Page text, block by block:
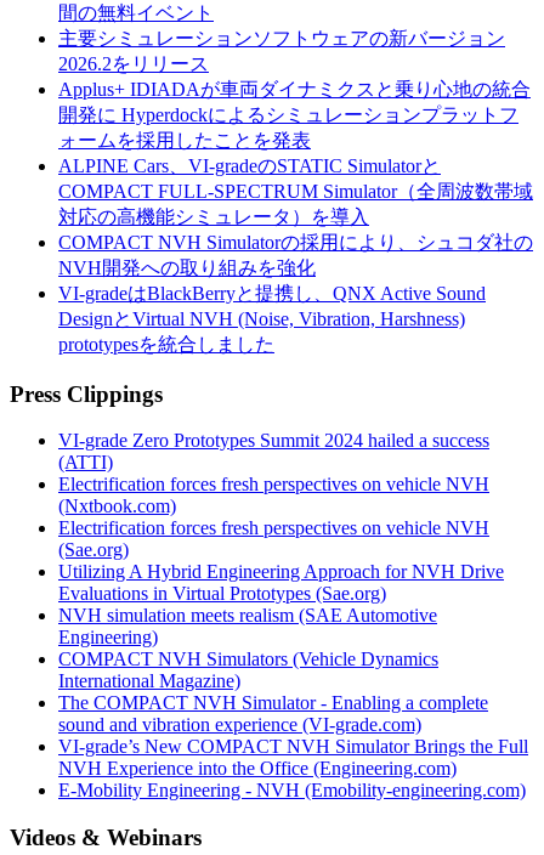
間の無料イベント
主要シミュレーションソフトウェアの新バージョン
2026.2をリリース
Applus+ IDIADAが車両ダイナミクスと乗り心地の統合
開発に Hyperdockによるシミュレーションプラットフ
ォームを採用したことを発表
ALPINE Cars、VI-gradeのSTATIC Simulatorと
COMPACT FULL-SPECTRUM Simulator（全周波数帯域
対応の高機能シミュレータ）を導入
COMPACT NVH Simulatorの採用により、シュコダ社の
NVH開発への取り組みを強化
VI-gradeはBlackBerryと提携し、QNX Active Sound
DesignとVirtual NVH (Noise, Vibration, Harshness)
prototypesを統合しました
Press Clippings
VI-grade Zero Prototypes Summit 2024 hailed a success
(ATTI)
Electrification forces fresh perspectives on vehicle NVH
(Nxtbook.com)
Electrification forces fresh perspectives on vehicle NVH
(Sae.org)
Utilizing A Hybrid Engineering Approach for NVH Drive
Evaluations in Virtual Prototypes (Sae.org)
NVH simulation meets realism (SAE Automotive
Engineering)
COMPACT NVH Simulators (Vehicle Dynamics
International Magazine)
The COMPACT NVH Simulator - Enabling a complete
sound and vibration experience (VI-grade.com)
VI-grade’s New COMPACT NVH Simulator Brings the Full
NVH Experience into the Office (Engineering.com)
E-Mobility Engineering - NVH (Emobility-engineering.com)
Videos & Webinars